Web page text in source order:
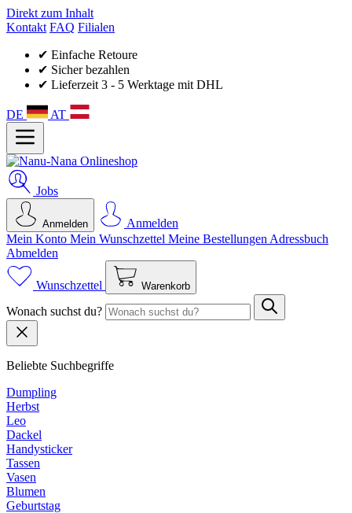
Direkt zum Inhalt
Kontakt FAQ Filialen
✔ Einfache Retoure
✔ Sicher bezahlen
✔ Lieferzeit 3 - 5 Werktage mit DHL
DE AT
Jobs
Anmelden
Anmelden
Mein Konto Mein Wunsch­zettel Meine Bestellungen Adressbuch
Abmelden
Wunschzettel Warenkorb
Wonach suchst du?
Beliebte Suchbegriffe
Dumpling
Herbst
Leo
Dackel
Handysticker
Tassen
Vasen
Blumen
Geburtstag